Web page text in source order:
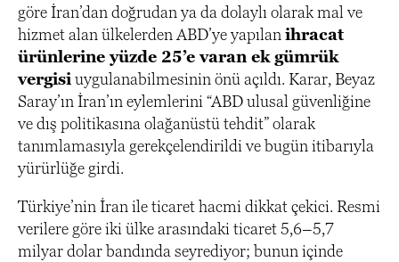
göre İran’dan doğrudan ya da dolaylı olarak mal ve
hizmet alan ülkelerden ABD’ye yapılan ihracat
ürünlerine yüzde 25’e varan ek gümrük
vergisi uygulanabilmesinin önü açıldı. Karar, Beyaz
Saray’ın İran’ın eylemlerini “ABD ulusal güvenliğine
ve dış politikasına olağanüstü tehdit” olarak
tanımlamasıyla gerekçelendirildi ve bugün itibarıyla
yürürlüğe girdi.
Türkiye’nin İran ile ticaret hacmi dikkat çekici. Resmi
verilere göre iki ülke arasındaki ticaret 5,6–5,7
milyar dolar bandında seyrediyor; bunun içinde